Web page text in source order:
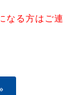
なる方はご連